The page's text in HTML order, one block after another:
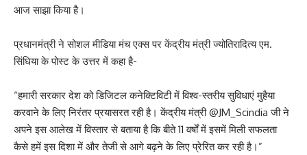
आज साझा किया है।
प्रधानमंत्री ने सोशल मीडिया मंच एक्स पर केंद्रीय मंत्री ज्योतिरादित्य एम.
सिंधिया के पोस्ट के उत्तर में कहा है-
“हमारी सरकार देश को डिजिटल कनेक्टिविटी में विश्व-स्तरीय सुविधाएं मुहैया
करवाने के लिए निरंतर प्रयासरत रही है। केंद्रीय मंत्री @JM_Scindia जी ने
अपने इस आलेख में विस्तार से बताया है कि बीते 11 वर्षों में इसमें मिली सफलता
कैसे हमें इस दिशा में और तेजी से आगे बढ़ने के लिए प्रेरित कर रही है।”